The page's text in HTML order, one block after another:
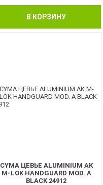
В КОРЗИНУ
CYMA ЦЕВЬЕ ALUMINIUM AK
M-LOK HANDGUARD MOD. A
BLACK 24912